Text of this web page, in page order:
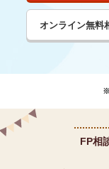
オンライン無料
FP相